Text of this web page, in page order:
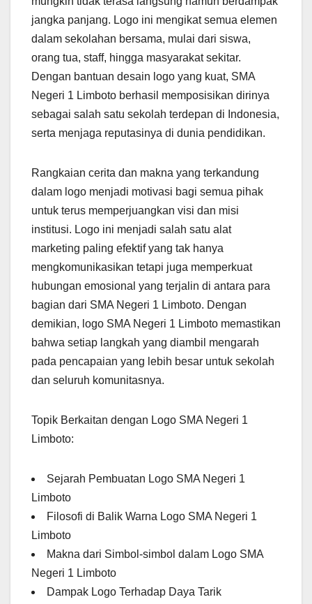
jangka panjang. Logo ini mengikat semua elemen
dalam sekolahan bersama, mulai dari siswa,
orang tua, staff, hingga masyarakat sekitar.
Dengan bantuan desain logo yang kuat, SMA
Negeri 1 Limboto berhasil memposisikan dirinya
sebagai salah satu sekolah terdepan di Indonesia,
serta menjaga reputasinya di dunia pendidikan.
Rangkaian cerita dan makna yang terkandung
dalam logo menjadi motivasi bagi semua pihak
untuk terus memperjuangkan visi dan misi
institusi. Logo ini menjadi salah satu alat
marketing paling efektif yang tak hanya
mengkomunikasikan tetapi juga memperkuat
hubungan emosional yang terjalin di antara para
bagian dari SMA Negeri 1 Limboto. Dengan
demikian, logo SMA Negeri 1 Limboto memastikan
bahwa setiap langkah yang diambil mengarah
pada pencapaian yang lebih besar untuk sekolah
dan seluruh komunitasnya.
Topik Berkaitan dengan Logo SMA Negeri 1
Limboto:
Sejarah Pembuatan Logo SMA Negeri 1
Limboto
Filosofi di Balik Warna Logo SMA Negeri 1
Limboto
Makna dari Simbol-simbol dalam Logo SMA
Negeri 1 Limboto
Dampak Logo Terhadap Daya Tarik